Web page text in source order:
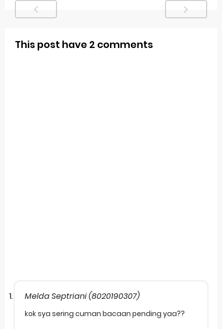
This post have 2 comments
Melda Septriani (8020190307)
kok sya sering cuman bacaan pending yaa??